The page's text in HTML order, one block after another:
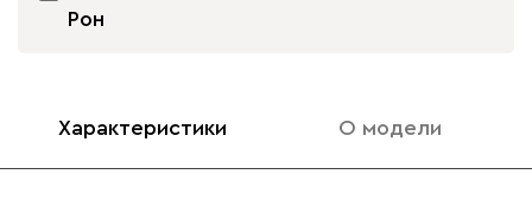
Рон
Характеристики О модели